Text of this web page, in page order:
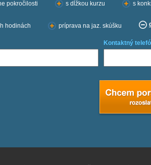
pokročilosti
s dĺžkou kurzu s
hodinách príprava na jaz. skúšku
Kontaktný